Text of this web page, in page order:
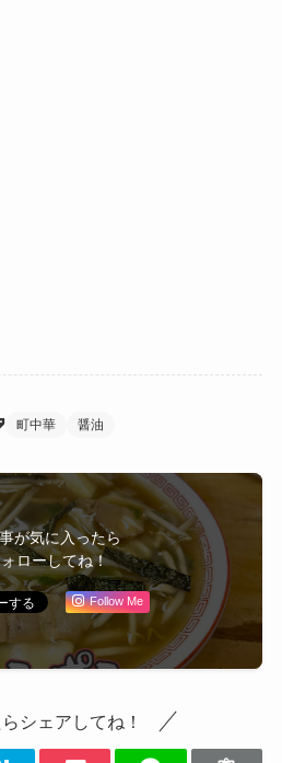
町中華 醤油
が気に入ったら
ローしてね！
Follow Me
シェアしてね！